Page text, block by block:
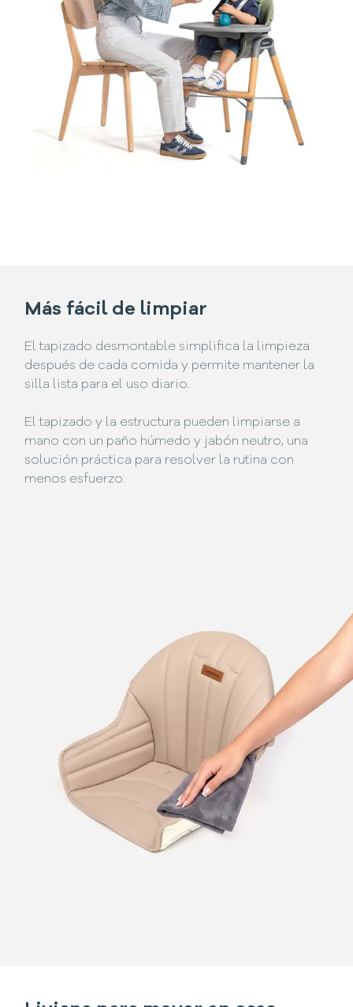
Más fácil de limpiar
El tapizado desmontable simplifica la limpieza
después de cada comida y permite mantener la
silla lista para el uso diario.
El tapizado y la estructura pueden limpiarse a
mano con un paño húmedo y jabón neutro, una
solución práctica para resolver la rutina con
menos esfuerzo.